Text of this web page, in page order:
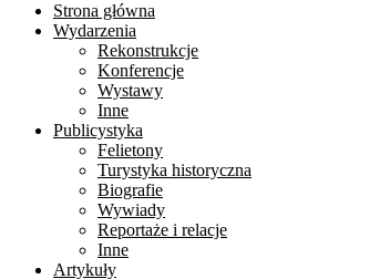
Strona główna
Wydarzenia
Rekonstrukcje
Konferencje
Wystawy
Inne
Publicystyka
Felietony
Turystyka historyczna
Biografie
Wywiady
Reportaże i relacje
Inne
Artykuły